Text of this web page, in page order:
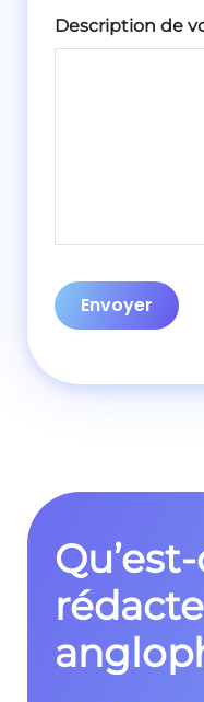
Description de